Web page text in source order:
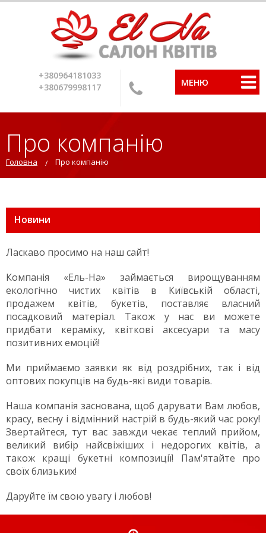
+380964181033
+380679998117
МЕНЮ
Про компанію
Головна Про компанію
Новини
Ласкаво просимо на наш сайт!
Компанія «Ель-На» займається вирощуванням
екологічно чистих квітів в Київській області,
продажем квітів, букетів, поставляє власний
посадковий матеріал. Також у нас ви можете
придбати кераміку, квіткові аксесуари та масу
позитивних емоцій!
Ми приймаємо заявки як від роздрібних, так і від
оптових покупців на будь-які види товарів.
Наша компанія заснована, щоб дарувати Вам любов,
красу, весну і відмінний настрій в будь-який час року!
Звертайтеся, тут вас завжди чекає теплий прийом,
великий вибір найсвіжіших і недорогих квітів, а
також кращі букетні композиції! Пам'ятайте про
своїх близьких!
Даруйте їм свою увагу і любов!